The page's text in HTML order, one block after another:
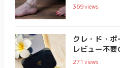
369views
クレ・ド・ポ
レビュー不要
271 views